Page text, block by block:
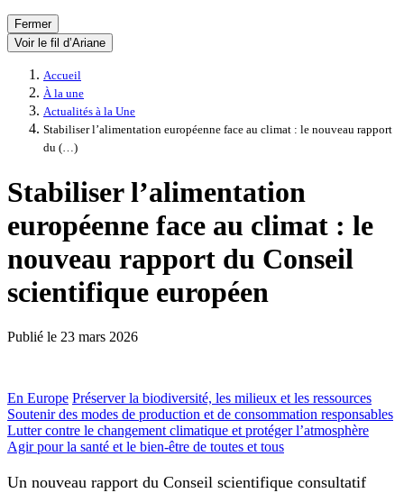
Fermer
Voir le fil d’Ariane
Accueil
À la une
Actualités à la Une
Stabiliser l’alimentation européenne face au climat : le nouveau rapport
du (…)
Stabiliser l’alimentation
européenne face au climat : le
nouveau rapport du Conseil
scientifique européen
Publié le 23 mars 2026
En Europe Préserver la biodiversité, les milieux et les ressources
Soutenir des modes de production et de consommation responsables
Lutter contre le changement climatique et protéger l’atmosphère
Agir pour la santé et le bien-être de toutes et tous
Un nouveau rapport du Conseil scientifique consultatif